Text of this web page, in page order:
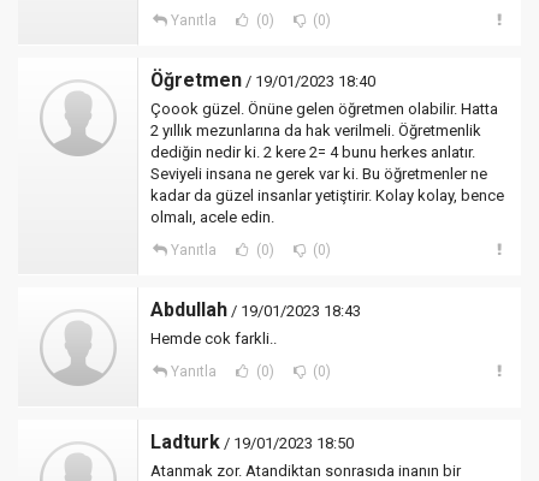
Yanıtla (0) (0)
Öğretmen / 19/01/2023 18:40
Çoook güzel. Önüne gelen öğretmen olabilir. Hatta
2 yıllık mezunlarına da hak verilmeli. Öğretmenlik
dediğin nedir ki. 2 kere 2= 4 bunu herkes anlatır.
Seviyeli insana ne gerek var ki. Bu öğretmenler ne
kadar da güzel insanlar yetiştirir. Kolay kolay, bence
olmalı, acele edin.
Yanıtla (0) (0)
Abdullah / 19/01/2023 18:43
Hemde cok farkli..
Yanıtla (0) (0)
Ladturk / 19/01/2023 18:50
Atanmak zor. Atandiktan sonrasıda inanın bir